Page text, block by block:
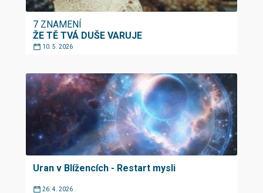
7 ZNAMENÍ
ŽE TĚ TVÁ DUŠE VARUJE
10. 5. 2026
Uran v Blížencích - Restart mysli
26. 4. 2026